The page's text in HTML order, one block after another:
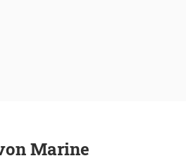
Marine